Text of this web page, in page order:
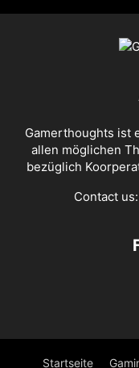
Gamerthoughts ist
allen möglichen
bezüglich
Contact us:
Startseite